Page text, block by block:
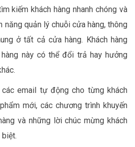
kiếm khách hàng nhanh chóng và
năng quản lý chuỗi cửa hàng, thông
ở tất cả cửa hàng. Khách hàng
này có thể đổi trả hay hưởng
email tự động cho từng khách
mới, các chương trình khuyến
và những lời chúc mừng khách